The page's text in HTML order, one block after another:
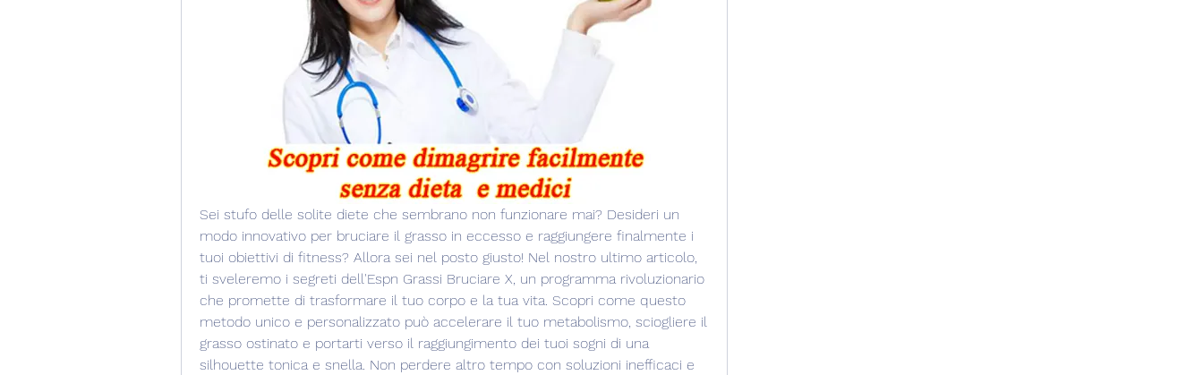
Sei stufo delle solite diete che sembrano non funzionare mai? Desideri un
modo innovativo per bruciare il grasso in eccesso e raggiungere finalmente i
tuoi obiettivi di fitness? Allora sei nel posto giusto! Nel nostro ultimo articolo,
ti sveleremo i segreti dell'Espn Grassi Bruciare X, un programma rivoluzionario
che promette di trasformare il tuo corpo e la tua vita. Scopri come questo
metodo unico e personalizzato può accelerare il tuo metabolismo, sciogliere il
grasso ostinato e portarti verso il raggiungimento dei tuoi sogni di una
silhouette tonica e snella. Non perdere altro tempo con soluzioni inefficaci e